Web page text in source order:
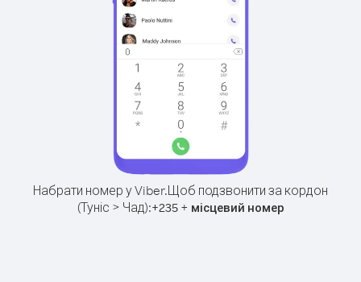
Набрати номер у Viber.Щоб подзвонити за кордон
(Туніс > Чад):+235+ місцевий номер